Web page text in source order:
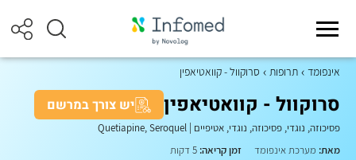
אינפומד תרופות סרוקוול - קוואטיאפין
סרוקוול - קוואטיאפין יש צורך במרשם
פסיכוזה, נוגדי, פסיכוזה, נוגדי, אטיפיים Quetiapine, Seroquel
מאת: מערכת אינפומד זמן קריאה: